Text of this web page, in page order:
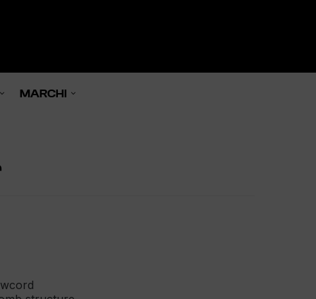
MARCHI